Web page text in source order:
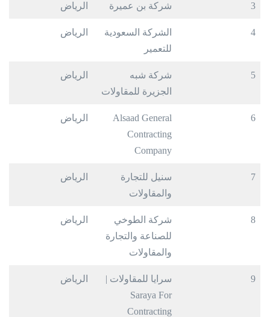
3 شركة بن عميرة الرياض
4
الشركة السعودية
للتعمير
الرياض
5
شركة شبه
الجزيرة للمقاولات
الرياض
6
Alsaad General
Contracting
Company
الرياض
7
سنيل للتجارة
والمقاولات
الرياض
8
شركة الطوخي
للصناعة والتجارة
والمقاولات
الرياض
9
سرايا للمقاولات |
Saraya For
Contracting
الرياض